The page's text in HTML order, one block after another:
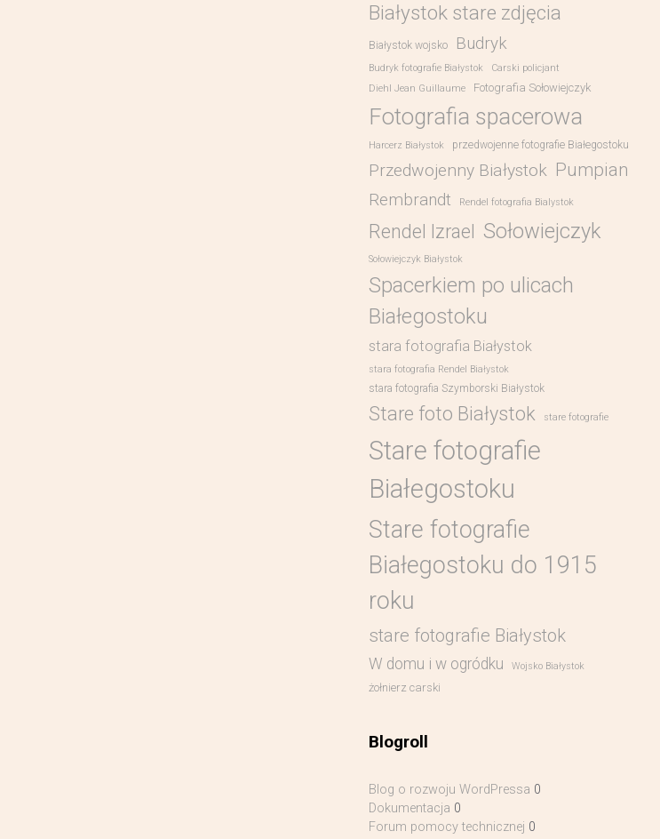
Białystok stare zdjęcia
Białystok wojsko Budryk
Budryk fotografie Białystok
Carski policjant
Diehl Jean Guillaume
Fotografia Sołowiejczyk
Fotografia spacerowa
Harcerz Białystok przedwojenne fotografie Białegostoku
Przedwojenny Białystok Pumpian
Rembrandt Rendel fotografia Bialystok
Rendel Izrael Sołowiejczyk
Sołowiejczyk Białystok
Spacerkiem po ulicach
Białegostoku
stara fotografia Białystok
stara fotografia Rendel Białystok
stara fotografia Szymborski Białystok
Stare foto Białystok stare fotografie
Stare fotografie
Białegostoku
Stare fotografie
Białegostoku do 1915
roku
stare fotografie Białystok
W domu i w ogródku Wojsko Białystok
żołnierz carski
Blogroll
Blog o rozwoju WordPressa 0
Dokumentacja 0
Forum pomocy technicznej 0